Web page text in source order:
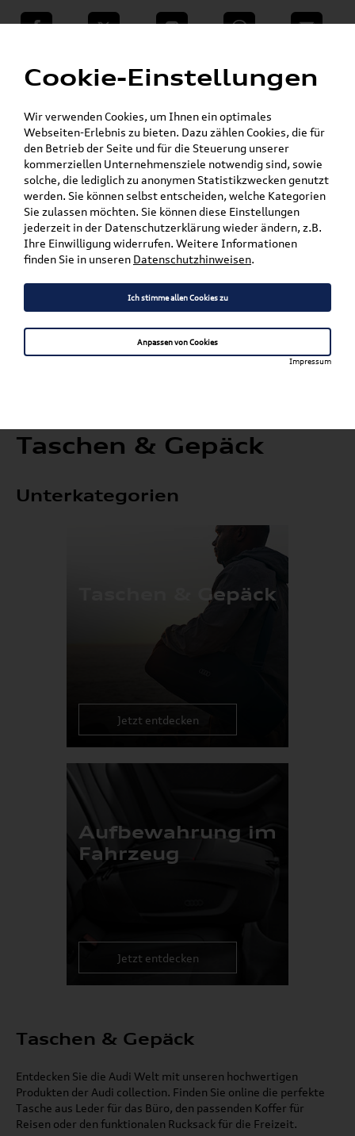
teilen Twitter Instagram WhatsApp E-Mail
VW Shop - VW Originalteile und Zubehör »
» »
Mein Kundenkonto Warenkorb
Artikel für ihr Modell
Marke wählen
Modell wählen
Karosserieform wählen
Taschen & Gepäck
Unterkategorien
Taschen & Gepäck
Jetzt entdecken
Aufbewahrung im
Fahrzeug
Jetzt entdecken
Taschen & Gepäck
Entdecken Sie die Audi Welt mit unseren hochwertigen
Produkten der Audi collection. Finden Sie online die perfekte
Tasche aus Leder für das Büro, den passenden Koffer für
Reisen oder den funktionalen Rucksack für die Freizeit.
Cookie-Einstellungen
Wir verwenden Cookies, um Ihnen ein optimales
Webseiten-Erlebnis zu bieten. Dazu zählen Cookies, die für
den Betrieb der Seite und für die Steuerung unserer
kommerziellen Unternehmensziele notwendig sind, sowie
solche, die lediglich zu anonymen Statistikzwecken genutzt
werden. Sie können selbst entscheiden, welche Kategorien
Sie zulassen möchten. Sie können diese Einstellungen
jederzeit in der Datenschutzerklärung wieder ändern, z.B.
Ihre Einwilligung widerrufen. Weitere Informationen
finden Sie in unseren Datenschutzhinweisen.
Ich stimme allen Cookies zu
Anpassen von Cookies
Impressum